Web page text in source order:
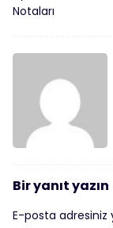
Notaları
Bir yanıt yazın
E-posta adresiniz